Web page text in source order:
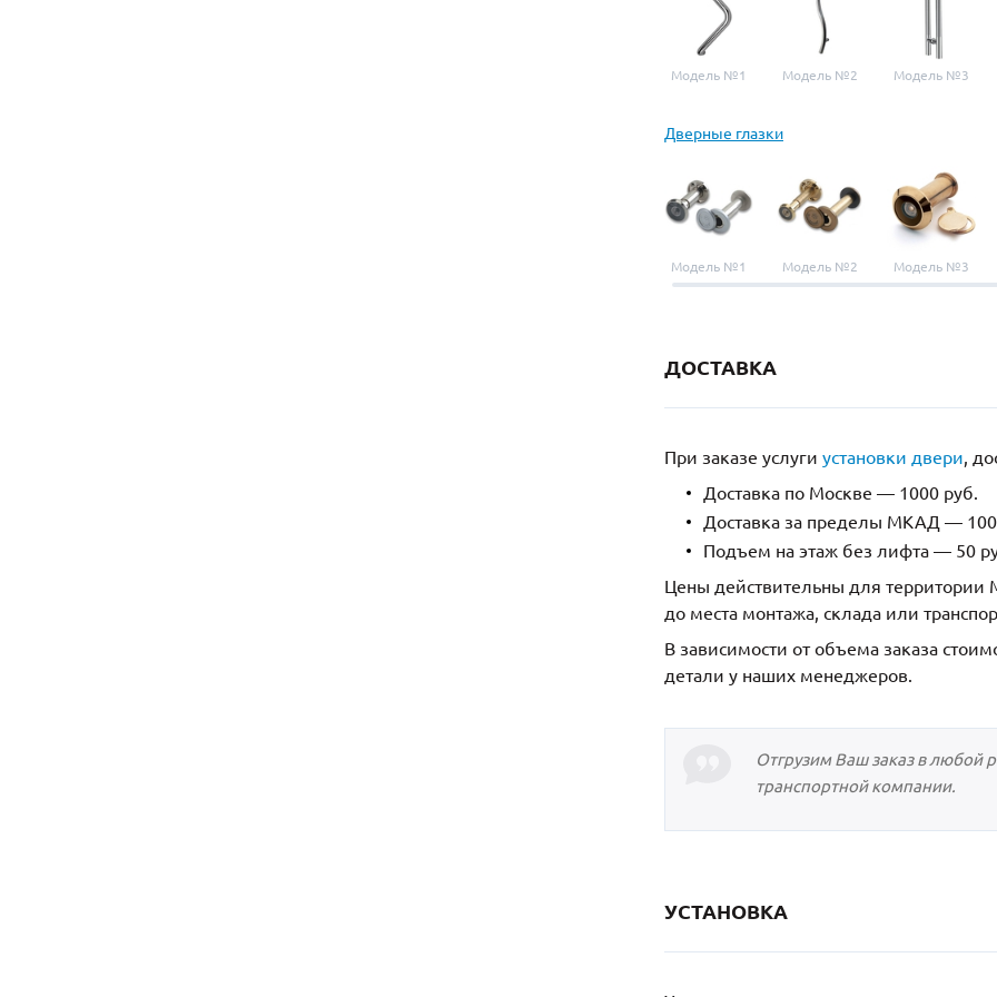
Модель №1 Модель №2 Модель №3
Дверные глазки
Модель №1 Модель №2 Модель №3
ДОСТАВКА
При заказе услуги установки двери,
Доставка по Москве — 1000 руб.
Доставка за пределы МКАД —
Подъем на этаж без лифта — 50
Цены действительны для территории
до места монтажа, склада или
В зависимости от объема заказа
детали у наших менеджеров.
Отгрузим Ваш заказ в любой
транспортной компании.
УСТАНОВКА